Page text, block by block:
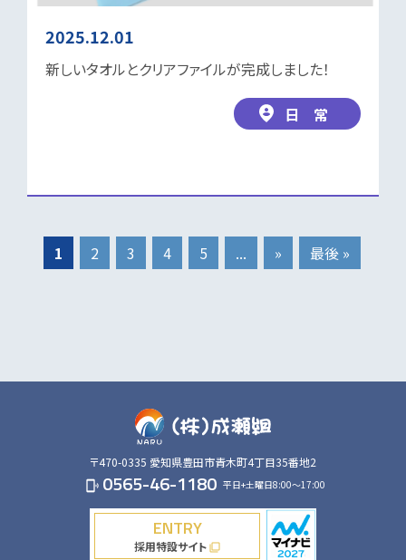
2025.12.01
新しいタオルとクリアファイルが完成しました！
日 常
1 2 3 4 5 ... » 最後 »
〒470-0335 愛知県豊田市青木町4丁目35番地2
phonelink_ring 0565-46-1180 平日+土曜日8:00～17:00
ENTRY
採用特設サイトfilter_none